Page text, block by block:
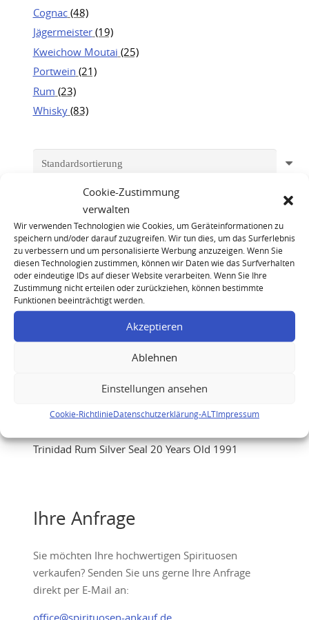
Cookie-Zustimmung
verwalten
Wir verwenden Technologien wie Cookies, um Geräteinformationen zu
speichern und/oder darauf zuzugreifen. Wir tun dies, um das Surferlebnis
zu verbessern und um personalisierte Werbung anzuzeigen. Wenn Sie
diesen Technologien zustimmen, können wir Daten wie das Surfverhalten
oder eindeutige IDs auf dieser Website verarbeiten. Wenn Sie Ihre
Zustimmung nicht erteilen oder zurückziehen, können bestimmte
Funktionen beeinträchtigt werden.
Akzeptieren
Ablehnen
Einstellungen ansehen
Cookie-RichtlinieDatenschutzerklärung-ALTImpressum
Cognac (48)
Jägermeister (19)
Kweichow Moutai (25)
Portwein (21)
Rum (23)
Whisky (83)
Trinidad Rum Silver Seal 20 Years Old 1991
Ihre Anfrage
Sie möchten Ihre hochwertigen Spirituosen
verkaufen? Senden Sie uns gerne Ihre Anfrage
direkt per E-Mail an:
office@spirituosen-ankauf.de